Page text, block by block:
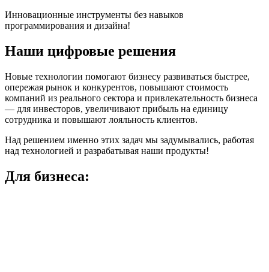
Инновационные инструменты без навыков
программирования и дизайна!
Наши цифровые решения
Новые технологии помогают бизнесу развиваться быстрее,
опережая рынок и конкурентов, повышают стоимость
компаний из реального сектора и привлекательность бизнеса
— для инвесторов, увеличивают прибыль на единицу
сотрудника и повышают лояльность клиентов.
Над решением именно этих задач мы задумывались, работая
над технологией и разрабатывая наши продукты!
Для бизнеса: